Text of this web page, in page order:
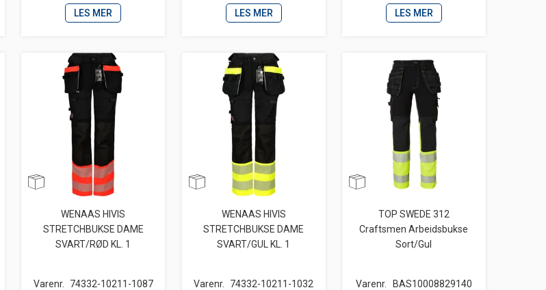
LES MER LES MER LES MER
WENAAS HIVIS
STRETCHBUKSE DAME
SVART/RØD KL. 1
Varenr. 74332-10211-1087
WENAAS HIVIS
STRETCHBUKSE DAME
SVART/GUL KL. 1
Varenr. 74332-10211-1032
TOP SWEDE 312
Craftsmen Arbeidsbukse
Sort/Gul
Varenr. BAS10008829140